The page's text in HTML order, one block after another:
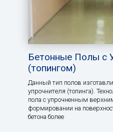
Бетонные Полы с
(топингом)
Данный тип полов
упрочнителя (топинга).
пола с упрочненным
формировании на
бетона более